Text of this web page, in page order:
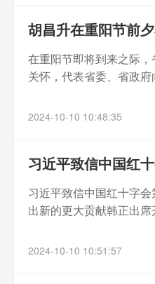
胡昌升在重阳节前
在重阳节即将到来之际
关怀，代表省委、省政
2024-10-10 10:48:35
习近平致信中国红
习近平致信中国红十字
出新的更大贡献韩正出
2024-10-10 10:51:57